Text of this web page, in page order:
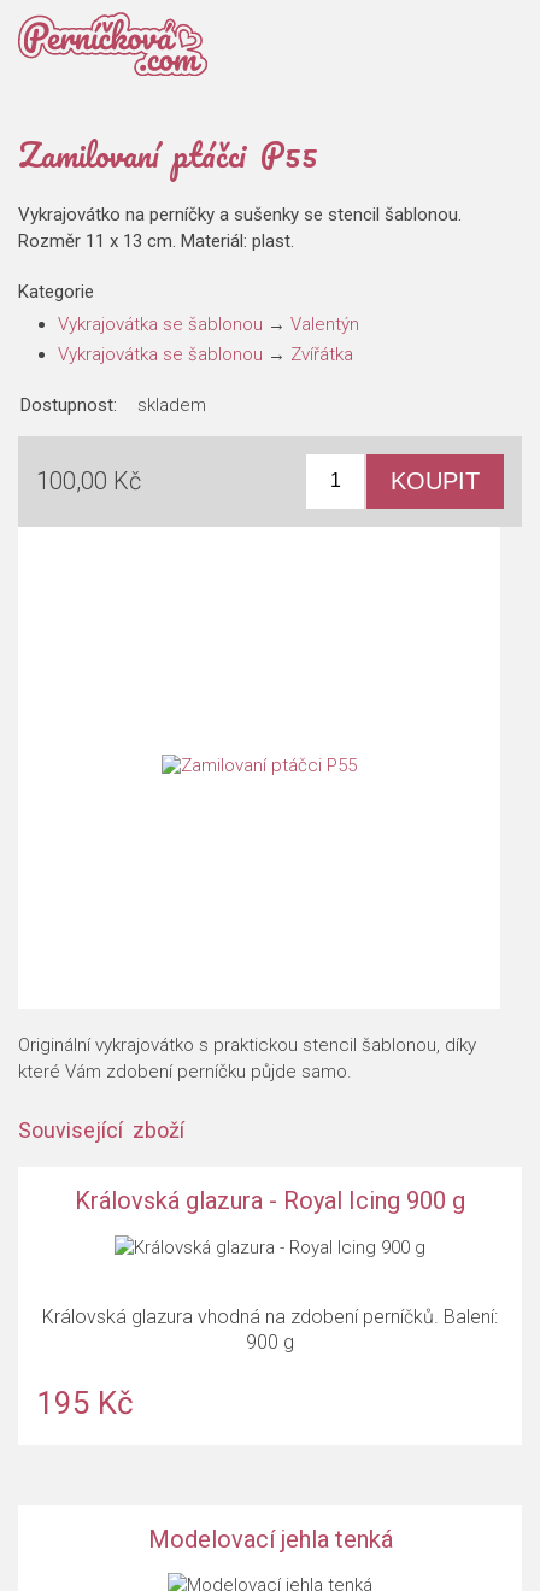
Zamilovaní ptáčci P55
Vykrajovátko na perníčky a sušenky se stencil šablonou.
Rozměr 11 x 13 cm. Materiál: plast.
Kategorie
Vykrajovátka se šablonou → Valentýn
Vykrajovátka se šablonou → Zvířátka
Dostupnost: skladem
100,00 Kč
Originální vykrajovátko s praktickou stencil šablonou, díky
které Vám zdobení perníčku půjde samo.
Související zboží
Královská glazura - Royal Icing 900 g
Královská glazura vhodná na zdobení perníčků. Balení:
900 g
195 Kč
Modelovací jehla tenká